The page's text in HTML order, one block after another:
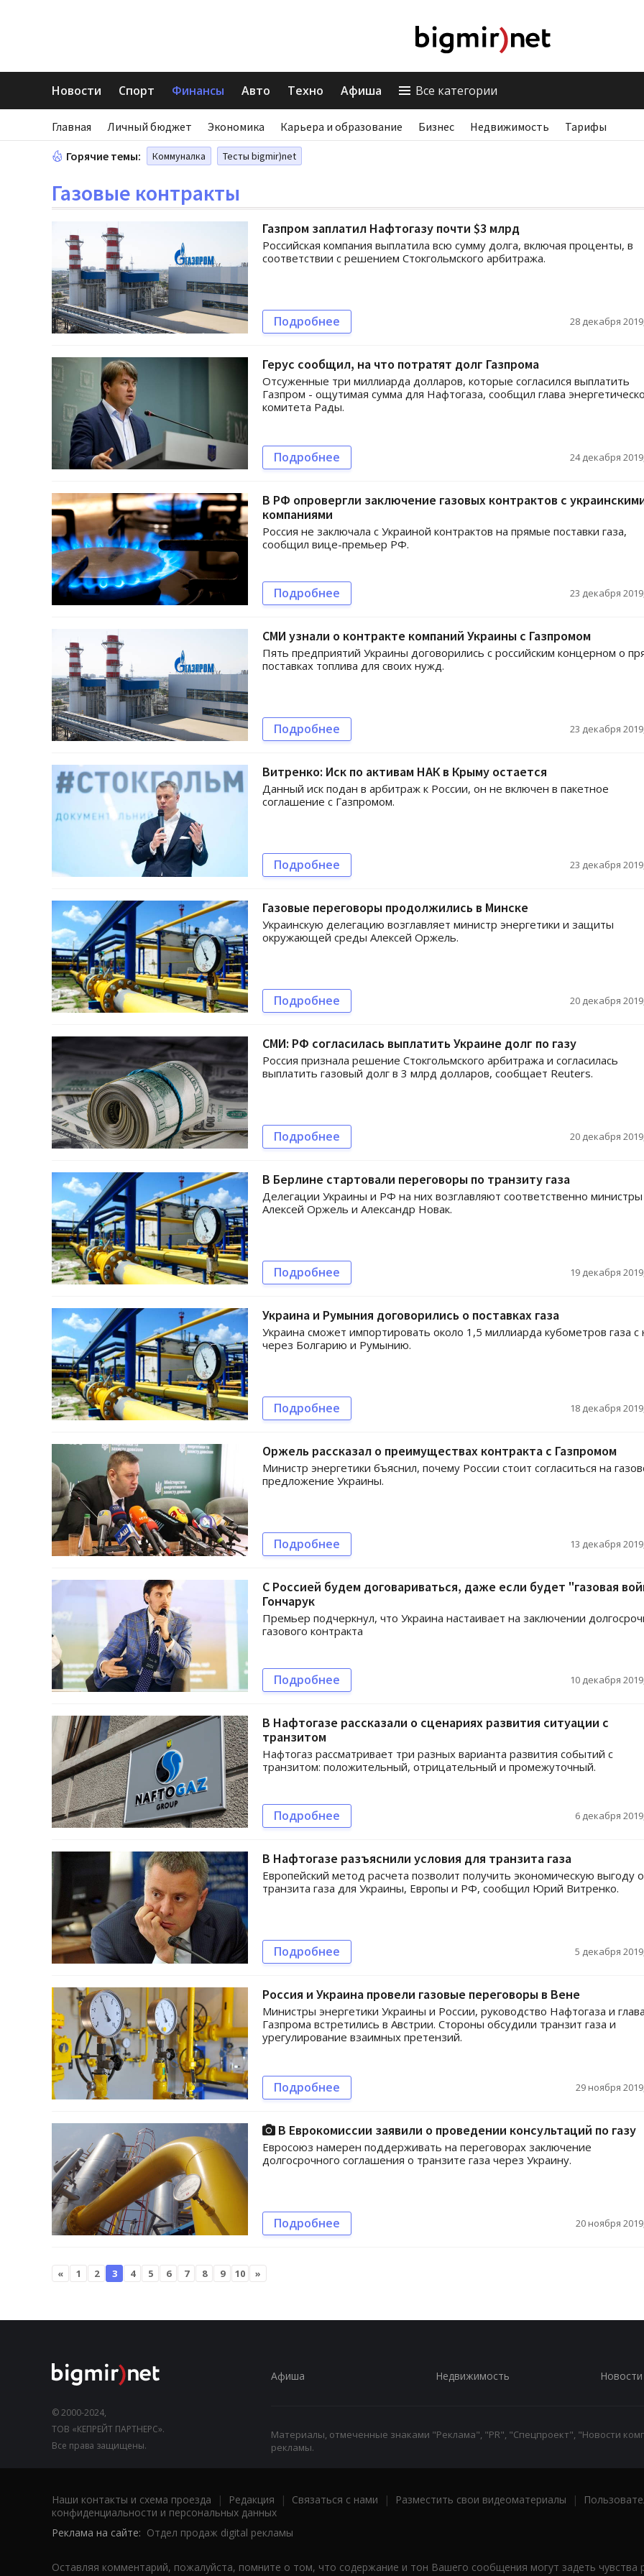
Новости Спорт Финансы Авто Техно Афиша Все категории
Главная Личный бюджет Экономика Карьера и образование Бизнес Недвижимость Тарифы
Горячие темы: Коммуналка Тесты bigmir)net
Газовые контракты
Газпром заплатил Нафтогазу почти $3 млрд
Российская компания выплатила всю сумму долга, включая проценты, в
соответствии с решением Стокгольмского арбитража.
Подробнее 28 декабря
Герус сообщил, на что потратят долг Газпрома
Отсуженные три миллиарда долларов, которые согласился выплатить
Газпром - ощутимая сумма для Нафтогаза, сообщил глава
комитета Рады.
Подробнее 24 декабря
В РФ опровергли заключение газовых контрактов с
компаниями
Россия не заключала с Украиной контрактов на прямые поставки газа,
сообщил вице-премьер РФ.
Подробнее 23 декабря
СМИ узнали о контракте компаний Украины с Газпромом
Пять предприятий Украины договорились с российским концерном о
поставках топлива для своих нужд.
Подробнее 23 декабря
Витренко: Иск по активам НАК в Крыму остается
Данный иск подан в арбитраж к России, он не включен в пакетное
соглашение с Газпромом.
Подробнее 23 декабря
Газовые переговоры продолжились в Минске
Украинскую делегацию возглавляет министр энергетики и защиты
окружающей среды Алексей Оржель.
Подробнее 20 декабря
СМИ: РФ согласилась выплатить Украине долг по газу
Россия признала решение Стокгольмского арбитража и согласилась
выплатить газовый долг в 3 млрд долларов, сообщает Reuters.
Подробнее 20 декабря
В Берлине стартовали переговоры по транзиту газа
Делегации Украины и РФ на них возглавляют соответственно министры
Алексей Оржель и Александр Новак.
Подробнее 19 декабря
Украина и Румыния договорились о поставках газа
Украина сможет импортировать около 1,5 миллиарда кубометров газа с
через Болгарию и Румынию.
Подробнее 18 декабря
Оржель рассказал о преимуществах контракта с Газпромом
Министр энергетики бъяснил, почему России стоит согласиться на
предложение Украины.
Подробнее 13 декабря
С Россией будем договариваться, даже если будет "газовая
Гончарук
Премьер подчеркнул, что Украина настаивает на заключении
газового контракта
Подробнее 10 декабря
В Нафтогазе рассказали о сценариях развития ситуации с
транзитом
Нафтогаз рассматривает три разных варианта развития событий с
транзитом: положительный, отрицательный и промежуточный.
Подробнее 6 декабря
В Нафтогазе разъяснили условия для транзита газа
Европейский метод расчета позволит получить экономическую выгоду
транзита газа для Украины, Европы и РФ, сообщил Юрий Витренко.
Подробнее 5 декабря
Россия и Украина провели газовые переговоры в Вене
Министры энергетики Украины и России, руководство Нафтогаза и глава
Газпрома встретились в Австрии. Стороны обсудили транзит газа и
урегулирование взаимных претензий.
Подробнее 29 ноября
В Еврокомиссии заявили о проведении консультаций по газу
Евросоюз намерен поддерживать на переговорах заключение
долгосрочного соглашения о транзите газа через Украину.
Подробнее 20 ноября
« 1 2 3 4 5 6 7 8 9 10 »
© 2000-2024,
ТОВ «КЕПРЕЙТ ПАРТНЕРС».
Все права защищены.
Афиша Недвижимость Новости
Материалы, отмеченные знаками "Реклама", "PR", "Спецпроект", "Новости
рекламы.
Наши контакты и схема проезда | Редакция | Связаться с нами | Разместить свои видеоматериалы |
конфиденциальности и персональных данных
Реклама на сайте: Отдел продаж digital рекламы
Оставляя комментарий, пожалуйста, помните о том, что содержание и тон Вашего сообщения могут задеть чувства